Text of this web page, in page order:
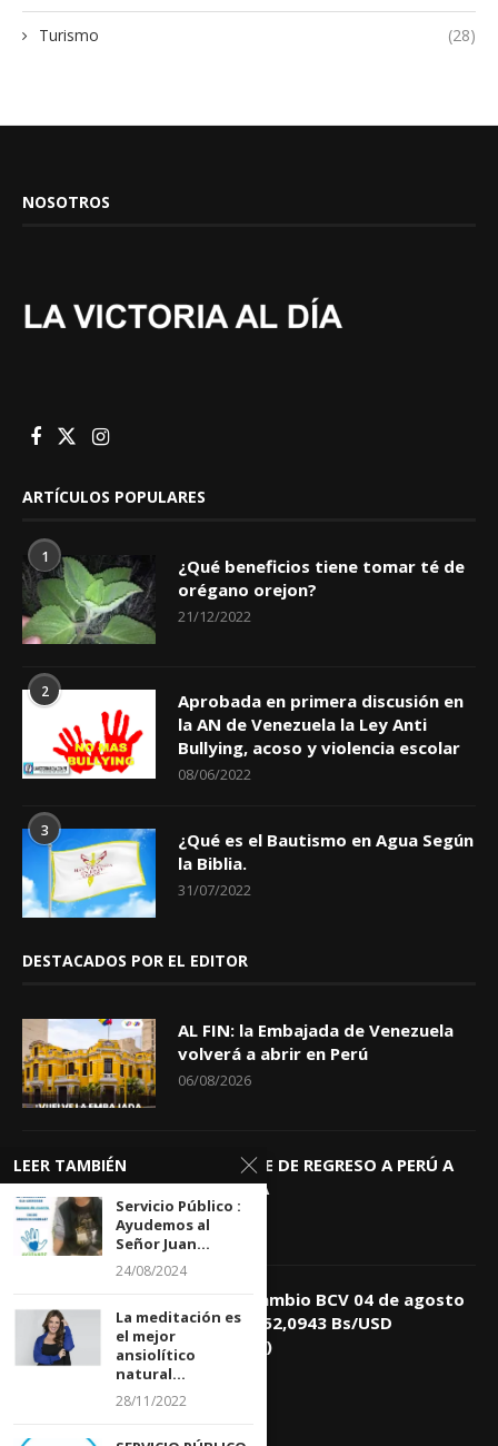
Turismo (28)
NOSOTROS
ARTÍCULOS POPULARES
1
¿Qué beneficios tiene tomar té de
orégano orejon?
21/12/2022
2
Aprobada en primera discusión en
la AN de Venezuela la Ley Anti
Bullying, acoso y violencia escolar
08/06/2022
3
¿Qué es el Bautismo en Agua Según
la Biblia.
31/07/2022
DESTACADOS POR EL EDITOR
AL FIN: la Embajada de Venezuela
volverá a abrir en Perú
06/08/2026
KEIKO TRAE DE REGRESO A PERÚ A
GIOVANNA
04/08/2026
Tasa de Cambio BCV 04 de agosto
de 2026: 752,0943 Bs/USD
(+0,4418%)
04/08/2026
LEER TAMBIÉN
Servicio Público :
Ayudemos al
Señor Juan...
24/08/2024
La meditación es
el mejor
ansiolítico
natural...
28/11/2022